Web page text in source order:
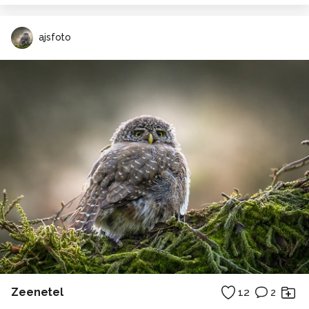
ajsfoto
Zeenetel 12 2